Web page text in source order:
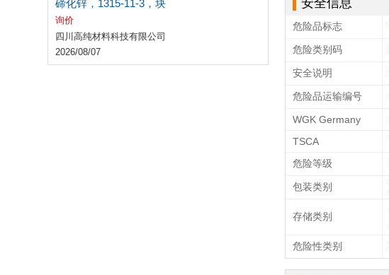
碲化锌，1315-11-3，块
询价
四川高纯材料科技有限公司
2026/08/07
安全信息
危险品标志
危险类别码
安全说明
危险品运输编号
WGK Germany
TSCA
危险等级
包装类别
存储类别
危险性类别